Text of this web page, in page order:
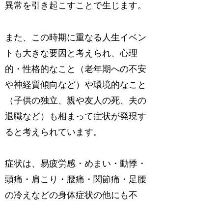
異常を引き起こすことで生じます。
また、この時期に重なる人生イベン
トも大きな要因と考えられ、心理
的・性格的なこと（老年期への不安
や神経質傾向など）や環境的なこと
（子供の独立、親や友人の死、夫の
退職など）も相まって症状が発現す
ると考えられています。
症状は、易疲労感・めまい・動悸・
頭痛・肩こり・腰痛・関節痛・足腰
の冷えなどの身体症状の他にも不